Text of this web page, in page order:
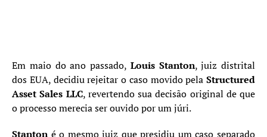
Em maio do ano passado, Louis Stanton, juiz distrital
dos EUA, decidiu rejeitar o caso movido pela Structured
Asset Sales LLC, revertendo sua decisão original de que
o processo merecia ser ouvido por um júri.
Stantoné o mesmo juiz que presidiu um caso separado